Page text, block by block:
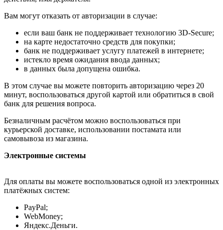
Вам могут отказать от авторизации в случае:
если ваш банк не поддерживает технологию 3D-Secure;
на карте недостаточно средств для покупки;
банк не поддерживает услугу платежей в интернете;
истекло время ожидания ввода данных;
в данных была допущена ошибка.
В этом случае вы можете повторить авторизацию через 20
минут, воспользоваться другой картой или обратиться в свой
банк для решения вопроса.
Безналичным расчётом можно воспользоваться при
курьерской доставке, использовании постамата или
самовывоза из магазина.
Электронные системы
Для оплаты вы можете воспользоваться одной из электронных
платёжных систем:
PayPal;
WebMoney;
Яндекс.Деньги.